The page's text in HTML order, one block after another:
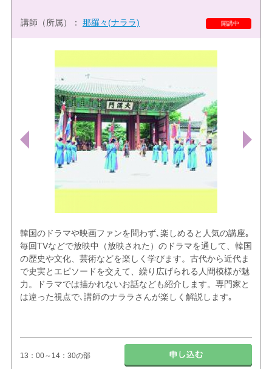
開講中
講師（所属）： 那羅々(ナララ)
韓国のドラマや映画ファンを問わず､楽しめると人気の講座｡
毎回TVなどで放映中（放映された）のドラマを通して、韓国
の歴史や文化、芸術などを楽しく学びます。古代から近代ま
で史実とエピソードを交えて、繰り広げられる人間模様が魅
力。ドラマでは描かれないお話なども紹介します。専門家と
は違った視点で､講師のナララさんが楽しく解説します｡
13：00～14：30の部